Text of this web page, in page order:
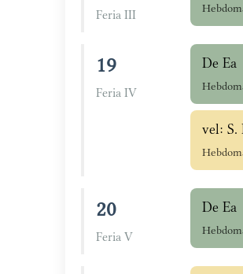
Feria III
19
Feria IV
De Ea
vel: S.
20
Feria V
De Ea